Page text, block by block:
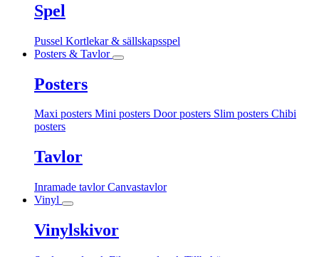
Spel
Pussel Kortlekar & sällskapsspel
Posters & Tavlor
Posters
Maxi posters Mini posters Door posters Slim posters Chibi
posters
Tavlor
Inramade tavlorCanvastavlor
Vinyl
Vinylskivor